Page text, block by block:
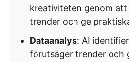
kreativiteten genom att
trender och ge
Dataanalys: AI
förutsäger trender och